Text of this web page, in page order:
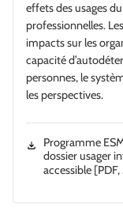
effets des usages
professionnelles.
impacts sur les
capacité
personnes, le
les perspectives.
Programme
dossier usager
accessible [PDF,